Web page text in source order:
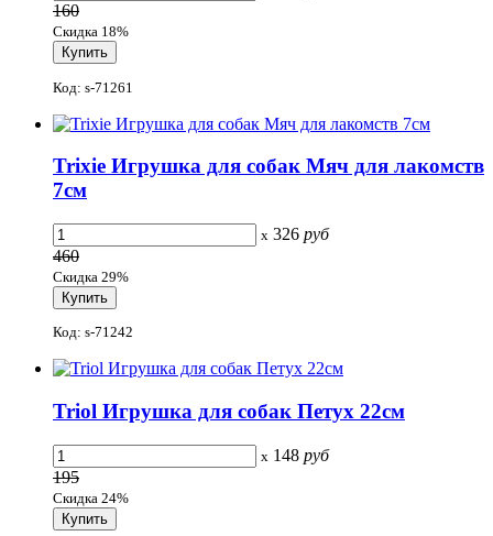
160
Скидка 18%
Код: s-71261
Trixie Игрушка для собак Мяч для лакомств
7см
x 326 руб
460
Скидка 29%
Код: s-71242
Triol Игрушка для собак Петух 22см
x 148 руб
195
Скидка 24%